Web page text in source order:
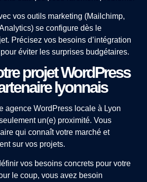
vos outils marketing (Mailchimp,
se configure dès le
Précisez vos besoins d’intégration
éviter les surprises budgétaires.
projet WordPress
lyonnais
agence WordPress locale à Lyon
un(e) proximité. Vous
qui connaît votre marché et
sur vos projets.
vos besoins concrets pour votre
le coup, vous avez besoin